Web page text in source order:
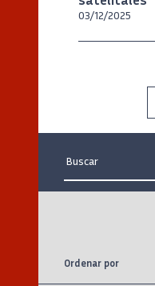
03/12/2025
Ordenar por